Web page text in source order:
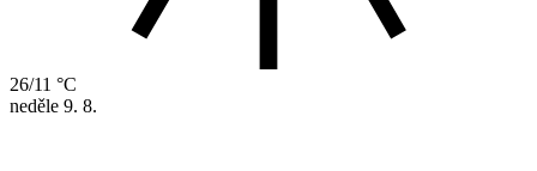
26/11 °C
neděle 9. 8.